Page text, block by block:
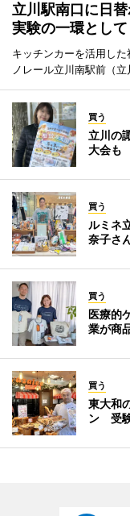
立川駅南口に日
実験の一環として
キッチンカーを活用し
ノレール立川南駅前（立
買う
立川の
大会も
買う
ルミネ
奈子さ
買う
医療的
業が商
買う
東大和
ン 受